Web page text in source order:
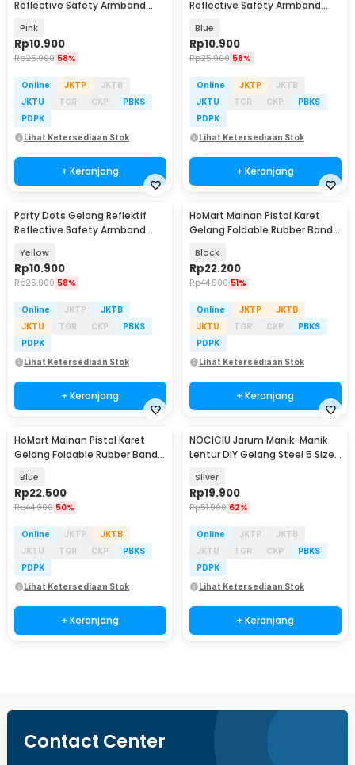
Reflective Safety Armband
Pink
Rp10.900
Rp25.900 58%
Online JKTP
JKTB
JKTU
TGR CKP
PBKS
PDPK
Lihat Ketersediaan Stok
+ Keranjang
Reflective Safety Armband
Blue
Rp10.900
Rp25.900 58%
Online JKTP
JKTB
JKTU
TGR CKP
PBKS
PDPK
Lihat Ketersediaan Stok
+ Keranjang
Party Dots Gelang Reflektif
Reflective Safety Armband
Yellow
Rp10.900
Rp25.900 58%
Online JKTP
JKTB
JKTU
TGR CKP
PBKS
PDPK
Lihat Ketersediaan Stok
+ Keranjang
HoMart Mainan Pistol Karet
Gelang Foldable Rubber Band
Black
Rp22.200
Rp44.900 51%
Online JKTP
JKTB
JKTU
TGR CKP
PBKS
PDPK
Lihat Ketersediaan Stok
+ Keranjang
HoMart Mainan Pistol Karet
Gelang Foldable Rubber Band
Blue
Rp22.500
Rp44.900 50%
Online JKTP
JKTB
JKTU
TGR CKP
PBKS
PDPK
Lihat Ketersediaan Stok
+ Keranjang
NOCICIU Jarum Manik-Manik
Lentur DIY Gelang Steel 5 Size
Silver
Rp19.900
Rp51.900 62%
Online JKTP
JKTB
JKTU
TGR CKP
PBKS
PDPK
Lihat Ketersediaan Stok
+ Keranjang
Contact Center